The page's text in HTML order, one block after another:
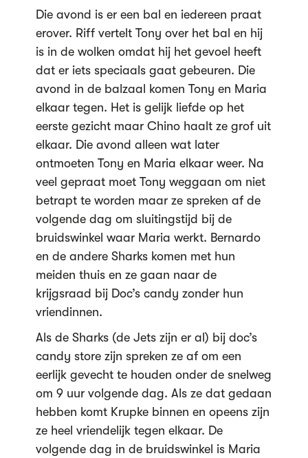
Die avond is er een bal en iedereen praat
erover. Riff vertelt Tony over het bal en hij
is in de wolken omdat hij het gevoel heeft
dat er iets speciaals gaat gebeuren. Die
avond in de balzaal komen Tony en Maria
elkaar tegen. Het is gelijk liefde op het
eerste gezicht maar Chino haalt ze grof uit
elkaar. Die avond alleen wat later
ontmoeten Tony en Maria elkaar weer. Na
veel gepraat moet Tony weggaan om niet
betrapt te worden maar ze spreken af de
volgende dag om sluitingstijd bij de
bruidswinkel waar Maria werkt. Bernardo
en de andere Sharks komen met hun
meiden thuis en ze gaan naar de
krijgsraad bij Doc’s candy zonder hun
vriendinnen.
Als de Sharks (de Jets zijn er al) bij doc’s
candy store zijn spreken ze af om een
eerlijk gevecht te houden onder de snelweg
om 9 uur volgende dag. Als ze dat gedaan
hebben komt Krupke binnen en opeens zijn
ze heel vriendelijk tegen elkaar. De
volgende dag in de bruidswinkel is Maria